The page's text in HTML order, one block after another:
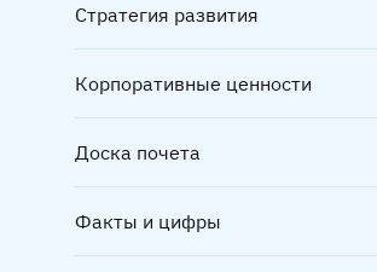
Стратегия развития
Корпоративные ценности
Доска почета
Факты и цифры